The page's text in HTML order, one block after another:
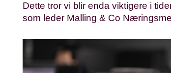
Dette tror vi blir enda viktigere i
som leder Malling & Co